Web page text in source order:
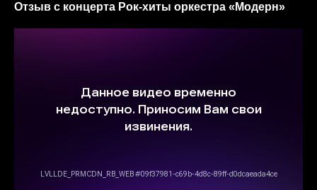
Отзыв c концерта Рок-хиты оркестра «‎Модерн»